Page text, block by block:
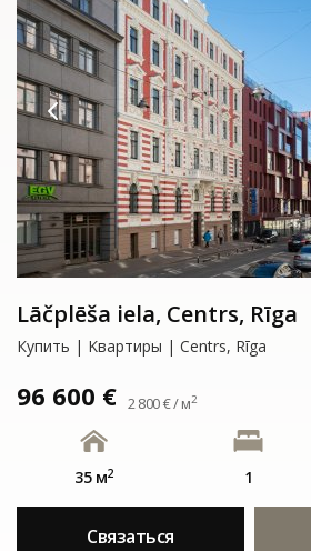
Lāčplēša iela, Centrs, Rīga
Купить | Kвартиры | Centrs, Rīga
96 600 € 2 800 € / м2
35 м2 1
Связаться